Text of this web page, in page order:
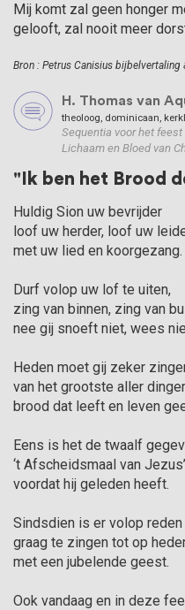
Mij komt zal geen honger
gelooft, zal nooit meer
Bron : Petrus Canisius bijbelvertaling
H. Thomas van
theoloog, dominicaan,
Sequentia voor het
Lichaam en Bloed van
"Ik ben het Brood
Huldig Sion uw bevrijder
loof uw herder, loof uw
met uw lied en koorgezang.
Durf volop uw lof te uiten,
zing van binnen, zing van
nee gij snoeft niet, wees
Heden moet gij zeker
van het grootste aller
brood dat leeft en leven
Eens is het de twaalf
‘t Afscheidsmaal van
voordat hij geleden heeft.
Sindsdien is er volop reden
graag te zingen tot op
met een jubelende geest.
Ook vandaag en in deze